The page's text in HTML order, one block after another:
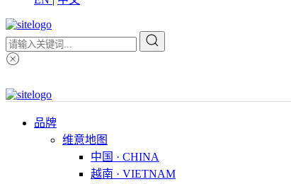
品牌
维意地图
中国 · CHINA
越南 · VIETNAM